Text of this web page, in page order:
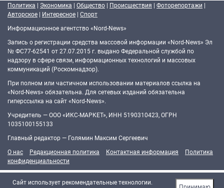
Политика | Экономика | Общество | Происшествия | Фоторепортажи |
Авторское | Интересное | Спорт
Информационное агентство «Nord-News»
Запись о регистрации средства массовой информации «Nord-News» Эл
№ ФС77-62541 от 27.07.2015 г. выдано Федеральной службой по
надзору в сфере связи, информационных технологий и массовых
коммуникаций (Роскомнадзор).
При полном или частичном использовании материалов ссылка на
«Nord-News» обязательна. Для сетевых изданий обязательна
гиперссылка на сайт «Nord-News».
Учредитель — ООО «ИКС-МАРКЕТ», ИНН 5190310423, ОГРН
1035100155133
Главный редактор — Голямин Максим Сергеевич
О нас
Редакционная политика Контактная информация
Политика
конфиденциальности
Cайт использует рекомендательные технологии.